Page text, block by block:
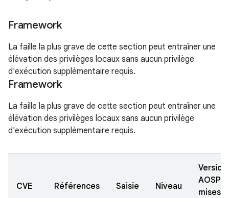
Framework
La faille la plus grave de cette section peut entraîner une
élévation des privilèges locaux sans aucun privilège
d'exécution supplémentaire requis.
Framework
La faille la plus grave de cette section peut entraîner une
élévation des privilèges locaux sans aucun privilège
d'exécution supplémentaire requis.
CVE Références Saisie Niveau
AOSP
mises à